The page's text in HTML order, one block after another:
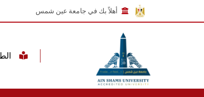
أهلاً بك في جامعة عين شمس